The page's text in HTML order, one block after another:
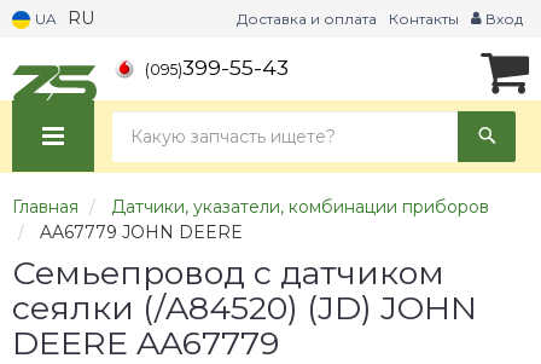
UA RU Доставка и оплата Контакты Вход
(095)399-55-43
Главная
Датчики, указатели, комбинации приборов
AA67779 JOHN DEERE
Семьепровод с датчиком
сеялки (/A84520) (JD) JOHN
DEERE AA67779